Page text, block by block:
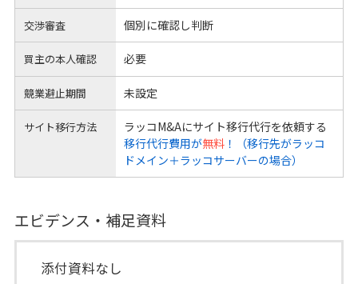
交渉審査 個別に確認し判断
買主の本人確認 必要
競業避止期間 未設定
サイト移行方法
ラッコM&Aにサイト移行代行を依頼する
移行代行費用が無料！（移行先がラッコ
ドメイン＋ラッコサーバーの場合）
エビデンス・補足資料
添付資料なし